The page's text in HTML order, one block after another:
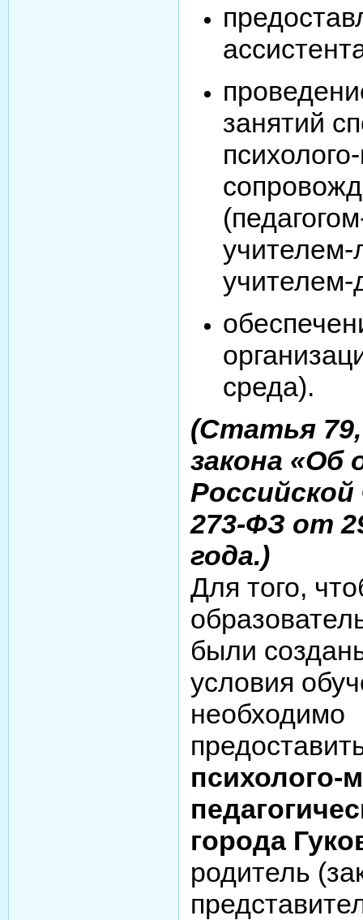
занятий
учителем-
учителем-
среда).
(Статья
закона «Об
273-ФЗ от
года.)
Для того,
были
условия
необходимо
психолого-
города
родитель